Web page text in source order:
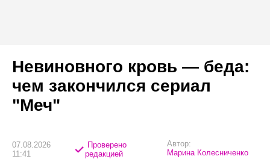
Невиновного кровь — беда:
чем закончился сериал
"Меч"
07.08.2026
11:41
Проверено
редакцией
Автор:
Марина Колесниченко